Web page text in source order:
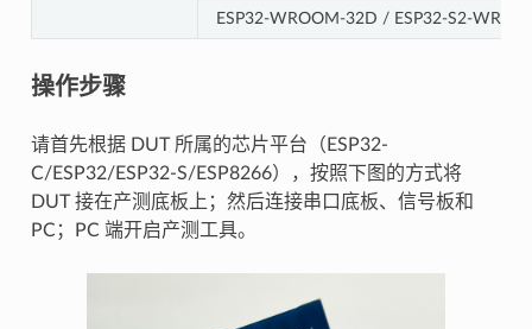
ESP32-WROOM-32D / ESP32-S2-
操作步骤
请首先根据 DUT 所属的芯片平台（ESP32-
C/ESP32/ESP32-S/ESP8266），按照下图的方式将
DUT 接在产测底板上；然后连接串口底板、信号板和
PC；PC 端开启产测工具。